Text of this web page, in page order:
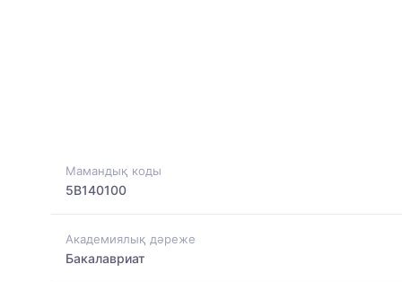
Мамандық коды
5B140100
Академиялық дәреже
Бакалавриат